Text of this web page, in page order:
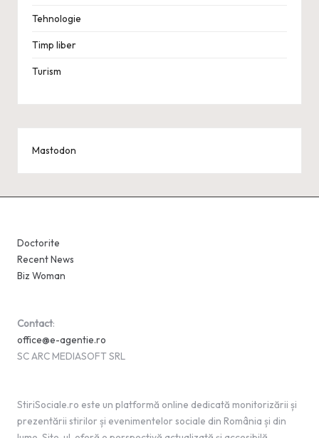
Tehnologie
Timp liber
Turism
Mastodon
Doctorite
Recent News
Biz Woman
Contact:
office@e-agentie.ro
SC ARC MEDIASOFT SRL
StiriSociale.ro este un platformă online dedicată monitorizării și
prezentării stirilor și evenimentelor sociale din România și din